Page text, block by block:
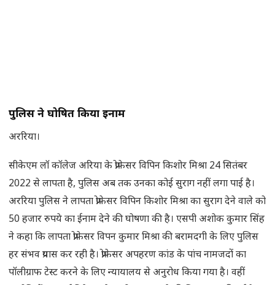
पुलिस ने घोषित किया ईनाम
अररिया।
सीकेएम लॉ कॉलेज अरिया के प्रोफेसर विपिन किशोर मिश्रा 24 सितंबर
2022 से लापता है, पुलिस अब तक उनका कोई सुराग नहीं लगा पाई है।
अररिया पुलिस ने लापता प्रोफेसर विपिन किशोर मिश्रा का सुराग देने वाले को
50 हजार रुपये का ईनाम देने की घोषणा की है। एसपी अशोक कुमार सिंह
ने कहा कि लापता प्रोफेसर विपन कुमार मिश्रा की बरामदगी के लिए पुलिस
हर संभव प्रयास कर रही है। प्रोफेसर अपहरण कांड के पांच नामजदों का
पॉलीग्राफ टेस्ट करने के लिए न्यायालय से अनुरोध किया गया है। वहीं